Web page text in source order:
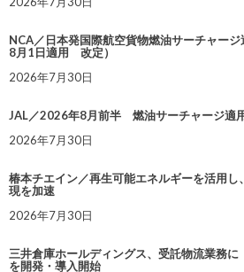
NCA／日本発国際航空貨物燃油サーチャー
8月1日適用 改定）
2026年7月30日
JAL／2026年8月前半 燃油サーチャージ適
2026年7月30日
椿本チエイン／再生可能エネルギーを活用
現を加速
2026年7月30日
三井倉庫ホールディングス、受託物流業務に
を開発・導入開始